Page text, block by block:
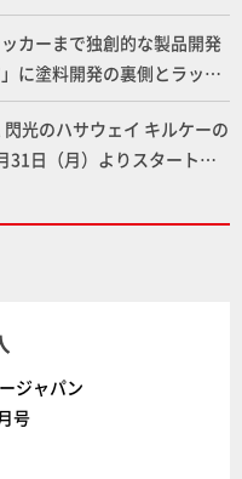
ンを再現【機動戦士Zガン
カーまで独創的な製品開発
に塗料開発の裏側とラッカ
タビュー！
光のハサウェイ キルケーの
31日（月）よりスタート！
ジャパン
号